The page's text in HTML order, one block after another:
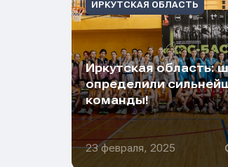
ИРКУТСКАЯ ОБЛАСТЬ
Иркутская область:
определили
команды!
23 февраля, 2025